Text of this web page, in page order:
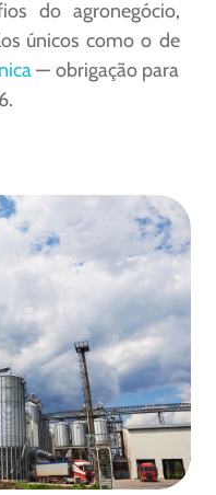
do agronegócio,
únicos como o de
— obrigação para